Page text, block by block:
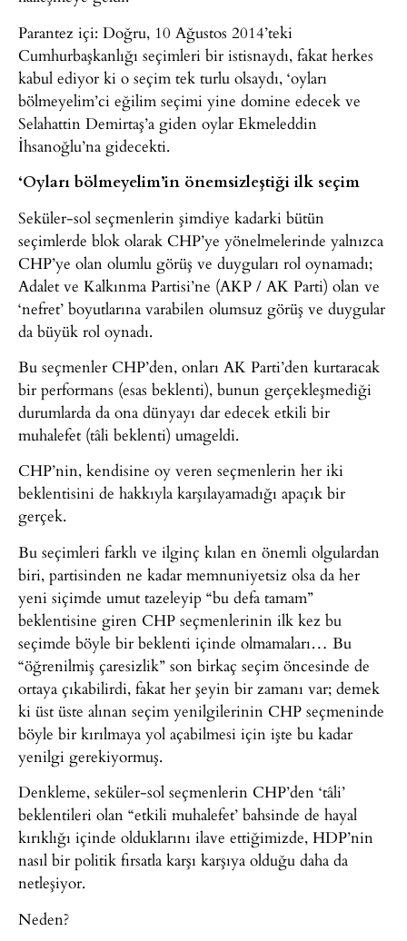
Parantez içi: Doğru, 10 Ağustos 2014’teki
Cumhurbaşkanlığı seçimleri bir istisnaydı, fakat herkes
kabul ediyor ki o seçim tek turlu olsaydı, ‘oyları
bölmeyelim’ci eğilim seçimi yine domine edecek ve
Selahattin Demirtaş’a giden oylar Ekmeleddin
İhsanoğlu’na gidecekti.
‘Oyları bölmeyelim’in önemsizleştiği ilk seçim
Seküler-sol seçmenlerin şimdiye kadarki bütün
seçimlerde blok olarak CHP’ye yönelmelerinde yalnızca
CHP’ye olan olumlu görüş ve duyguları rol oynamadı;
Adalet ve Kalkınma Partisi’ne (AKP / AK Parti) olan ve
‘nefret’ boyutlarına varabilen olumsuz görüş ve duygular
da büyük rol oynadı.
Bu seçmenler CHP’den, onları AK Parti’den kurtaracak
bir performans (esas beklenti), bunun gerçekleşmediği
durumlarda da ona dünyayı dar edecek etkili bir
muhalefet (tâli beklenti) umageldi.
CHP’nin, kendisine oy veren seçmenlerin her iki
beklentisini de hakkıyla karşılayamadığı apaçık bir
gerçek.
Bu seçimleri farklı ve ilginç kılan en önemli olgulardan
biri, partisinden ne kadar memnuniyetsiz olsa da her
yeni siçimde umut tazeleyip “bu defa tamam”
beklentisine giren CHP seçmenlerinin ilk kez bu
seçimde böyle bir beklenti içinde olmamaları… Bu
“öğrenilmiş çaresizlik” son birkaç seçim öncesinde de
ortaya çıkabilirdi, fakat her şeyin bir zamanı var; demek
ki üst üste alınan seçim yenilgilerinin CHP seçmeninde
böyle bir kırılmaya yol açabilmesi için işte bu kadar
yenilgi gerekiyormuş.
Denkleme, seküler-sol seçmenlerin CHP’den ‘tâli’
beklentileri olan “etkili muhalefet’ bahsinde de hayal
kırıklığı içinde olduklarını ilave ettiğimizde, HDP’nin
nasıl bir politik fırsatla karşı karşıya olduğu daha da
netleşiyor.
Neden?